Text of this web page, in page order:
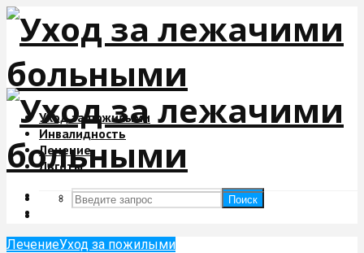
Уход за пожилыми
Инвалидность
Лечение
Льготы
Поиск
Поиск
ЛечениеУход за пожилыми